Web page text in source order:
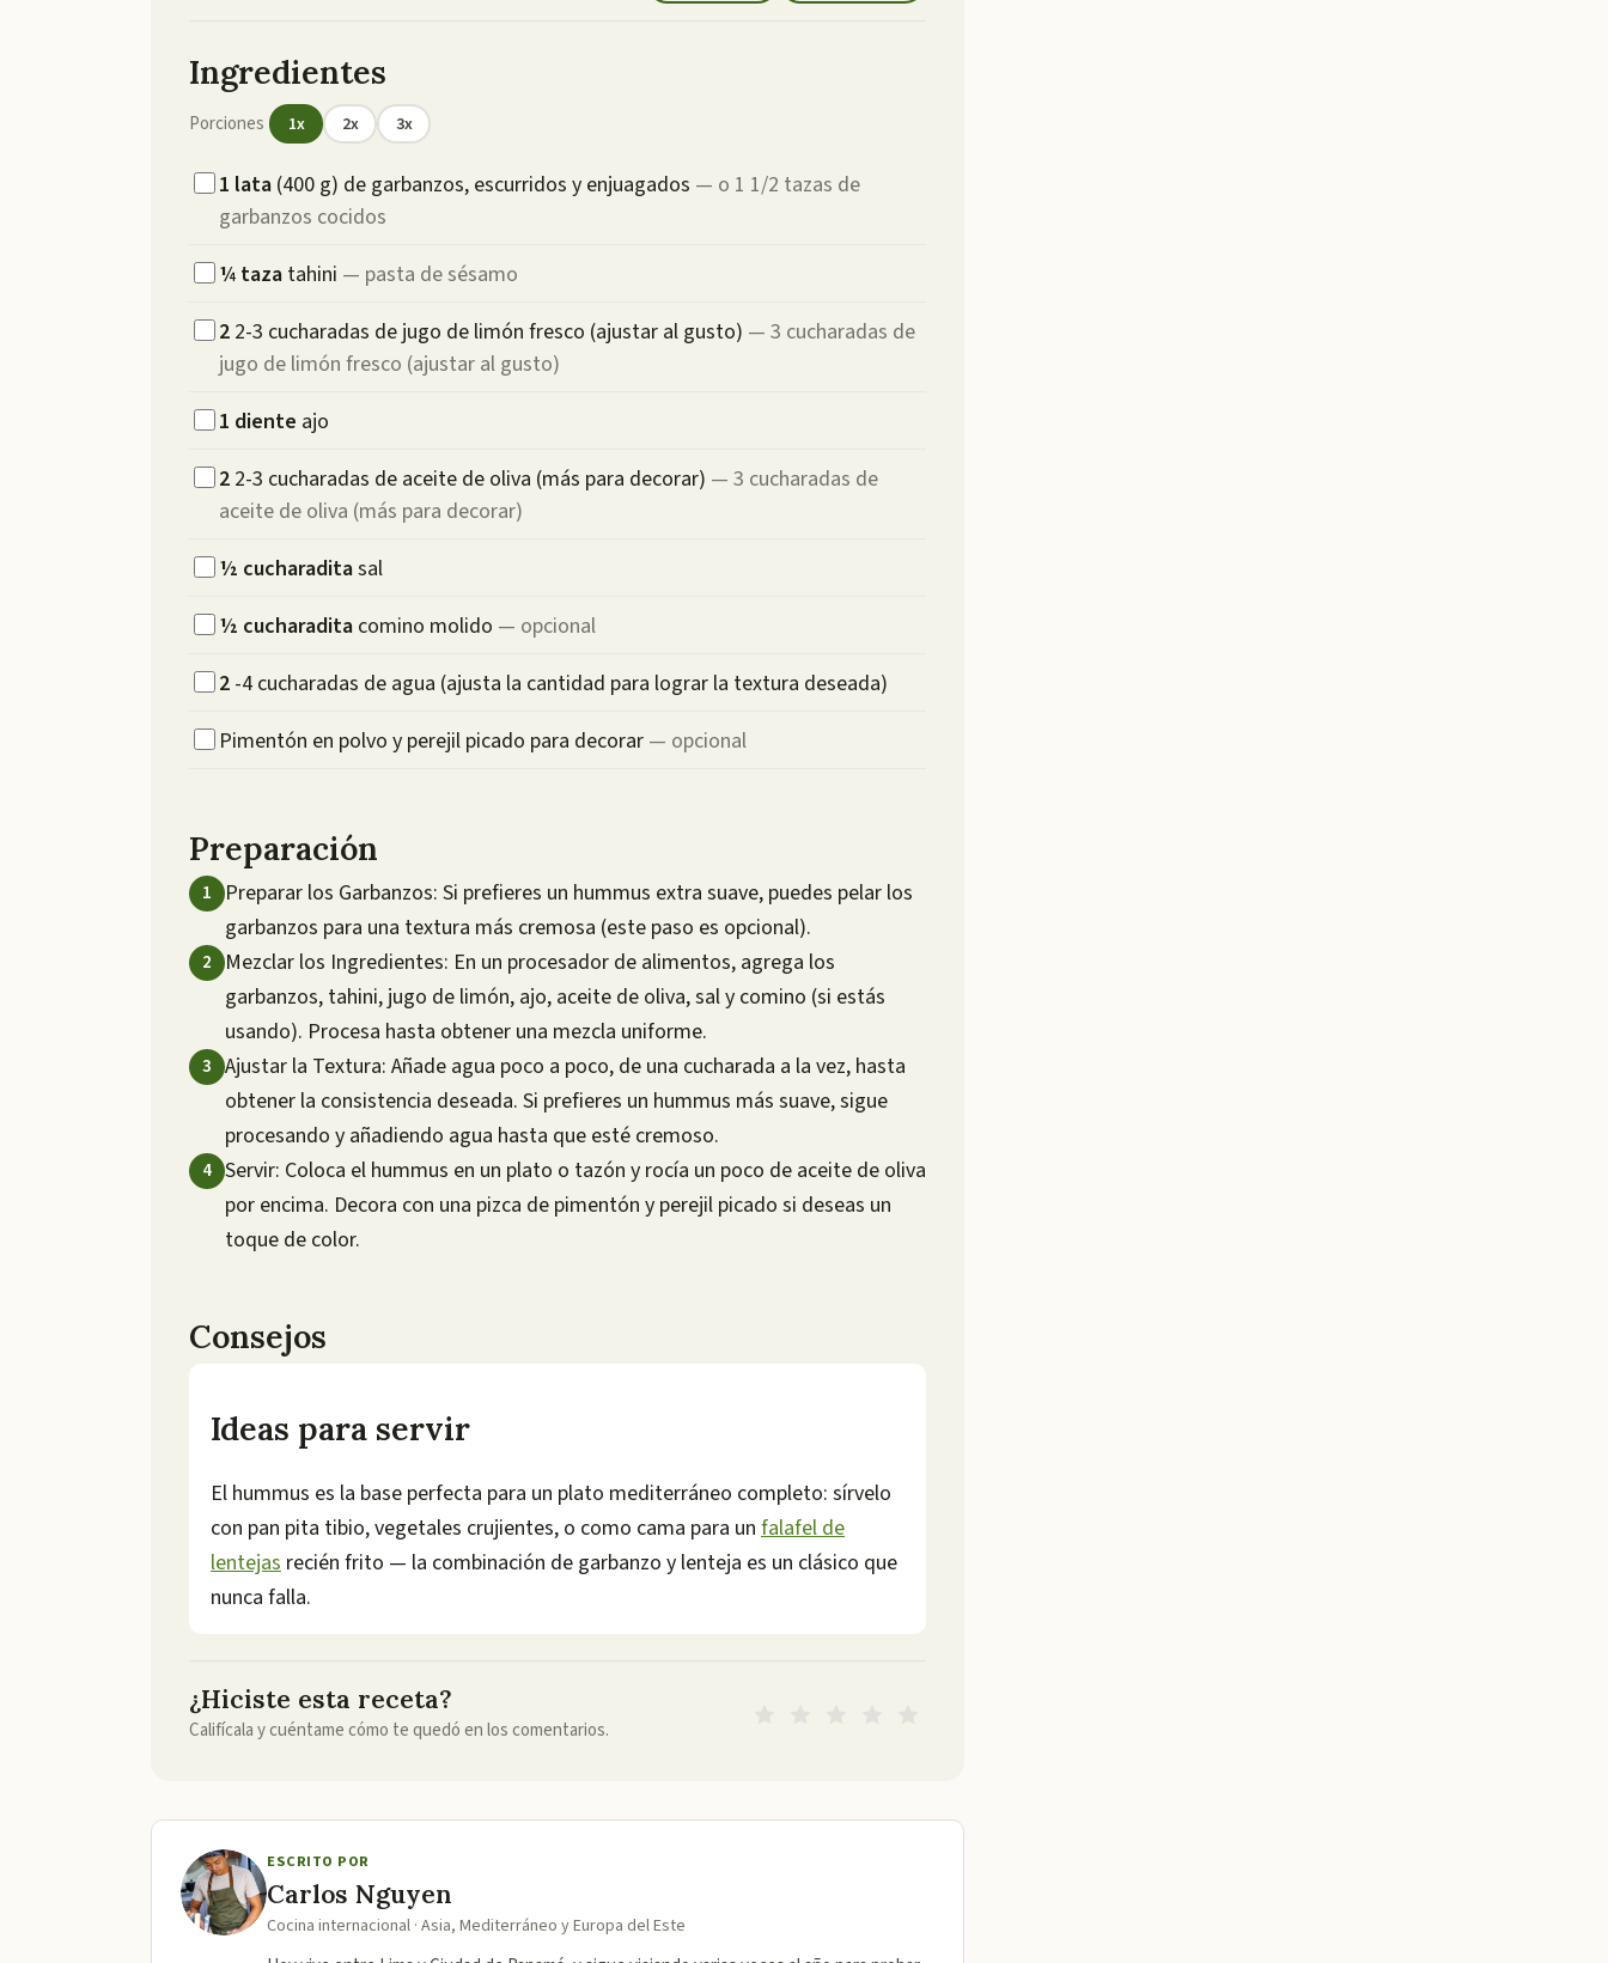
Ingredientes
Porciones 1x 2x 3x
1 lata (400 g) de garbanzos, escurridos y enjuagados — o 1 1/2 tazas de
garbanzos cocidos
¼ taza tahini — pasta de sésamo
2 2-3 cucharadas de jugo de limón fresco (ajustar al gusto) — 3 cucharadas de
jugo de limón fresco (ajustar al gusto)
1 diente ajo
2 2-3 cucharadas de aceite de oliva (más para decorar) — 3 cucharadas de
aceite de oliva (más para decorar)
½ cucharaditasal
½ cucharadita comino molido — opcional
2 -4 cucharadas de agua (ajusta la cantidad para lograr la textura deseada)
Pimentón en polvo y perejil picado para decorar — opcional
Preparación
Preparar los Garbanzos: Si prefieres un hummus extra suave, puedes pelar los
garbanzos para una textura más cremosa (este paso es opcional).
Mezclar los Ingredientes: En un procesador de alimentos, agrega los
garbanzos, tahini, jugo de limón, ajo, aceite de oliva, sal y comino (si estás
usando). Procesa hasta obtener una mezcla uniforme.
Ajustar la Textura: Añade agua poco a poco, de una cucharada a la vez, hasta
obtener la consistencia deseada. Si prefieres un hummus más suave, sigue
procesando y añadiendo agua hasta que esté cremoso.
Servir: Coloca el hummus en un plato o tazón y rocía un poco de aceite de oliva
por encima. Decora con una pizca de pimentón y perejil picado si deseas un
toque de color.
Consejos
Ideas para servir
El hummus es la base perfecta para un plato mediterráneo completo: sírvelo
con pan pita tibio, vegetales crujientes, o como cama para un falafel de
lentejas recién frito — la combinación de garbanzo y lenteja es un clásico que
nunca falla.
¿Hiciste esta receta?
Califícala y cuéntame cómo te quedó en los comentarios.
ESCRITO POR
Carlos Nguyen
Cocina internacional · Asia, Mediterráneo y Europa del Este